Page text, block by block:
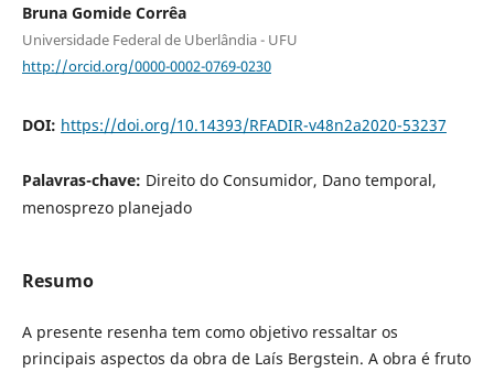
Bruna Gomide Corrêa
Universidade Federal de Uberlândia - UFU
http://orcid.org/0000-0002-0769-0230
DOI: https://doi.org/10.14393/RFADIR-v48n2a2020-53237
Palavras-chave: Direito do Consumidor, Dano temporal,
menosprezo planejado
Resumo
A presente resenha tem como objetivo ressaltar os
principais aspectos da obra de Laís Bergstein. A obra é fruto